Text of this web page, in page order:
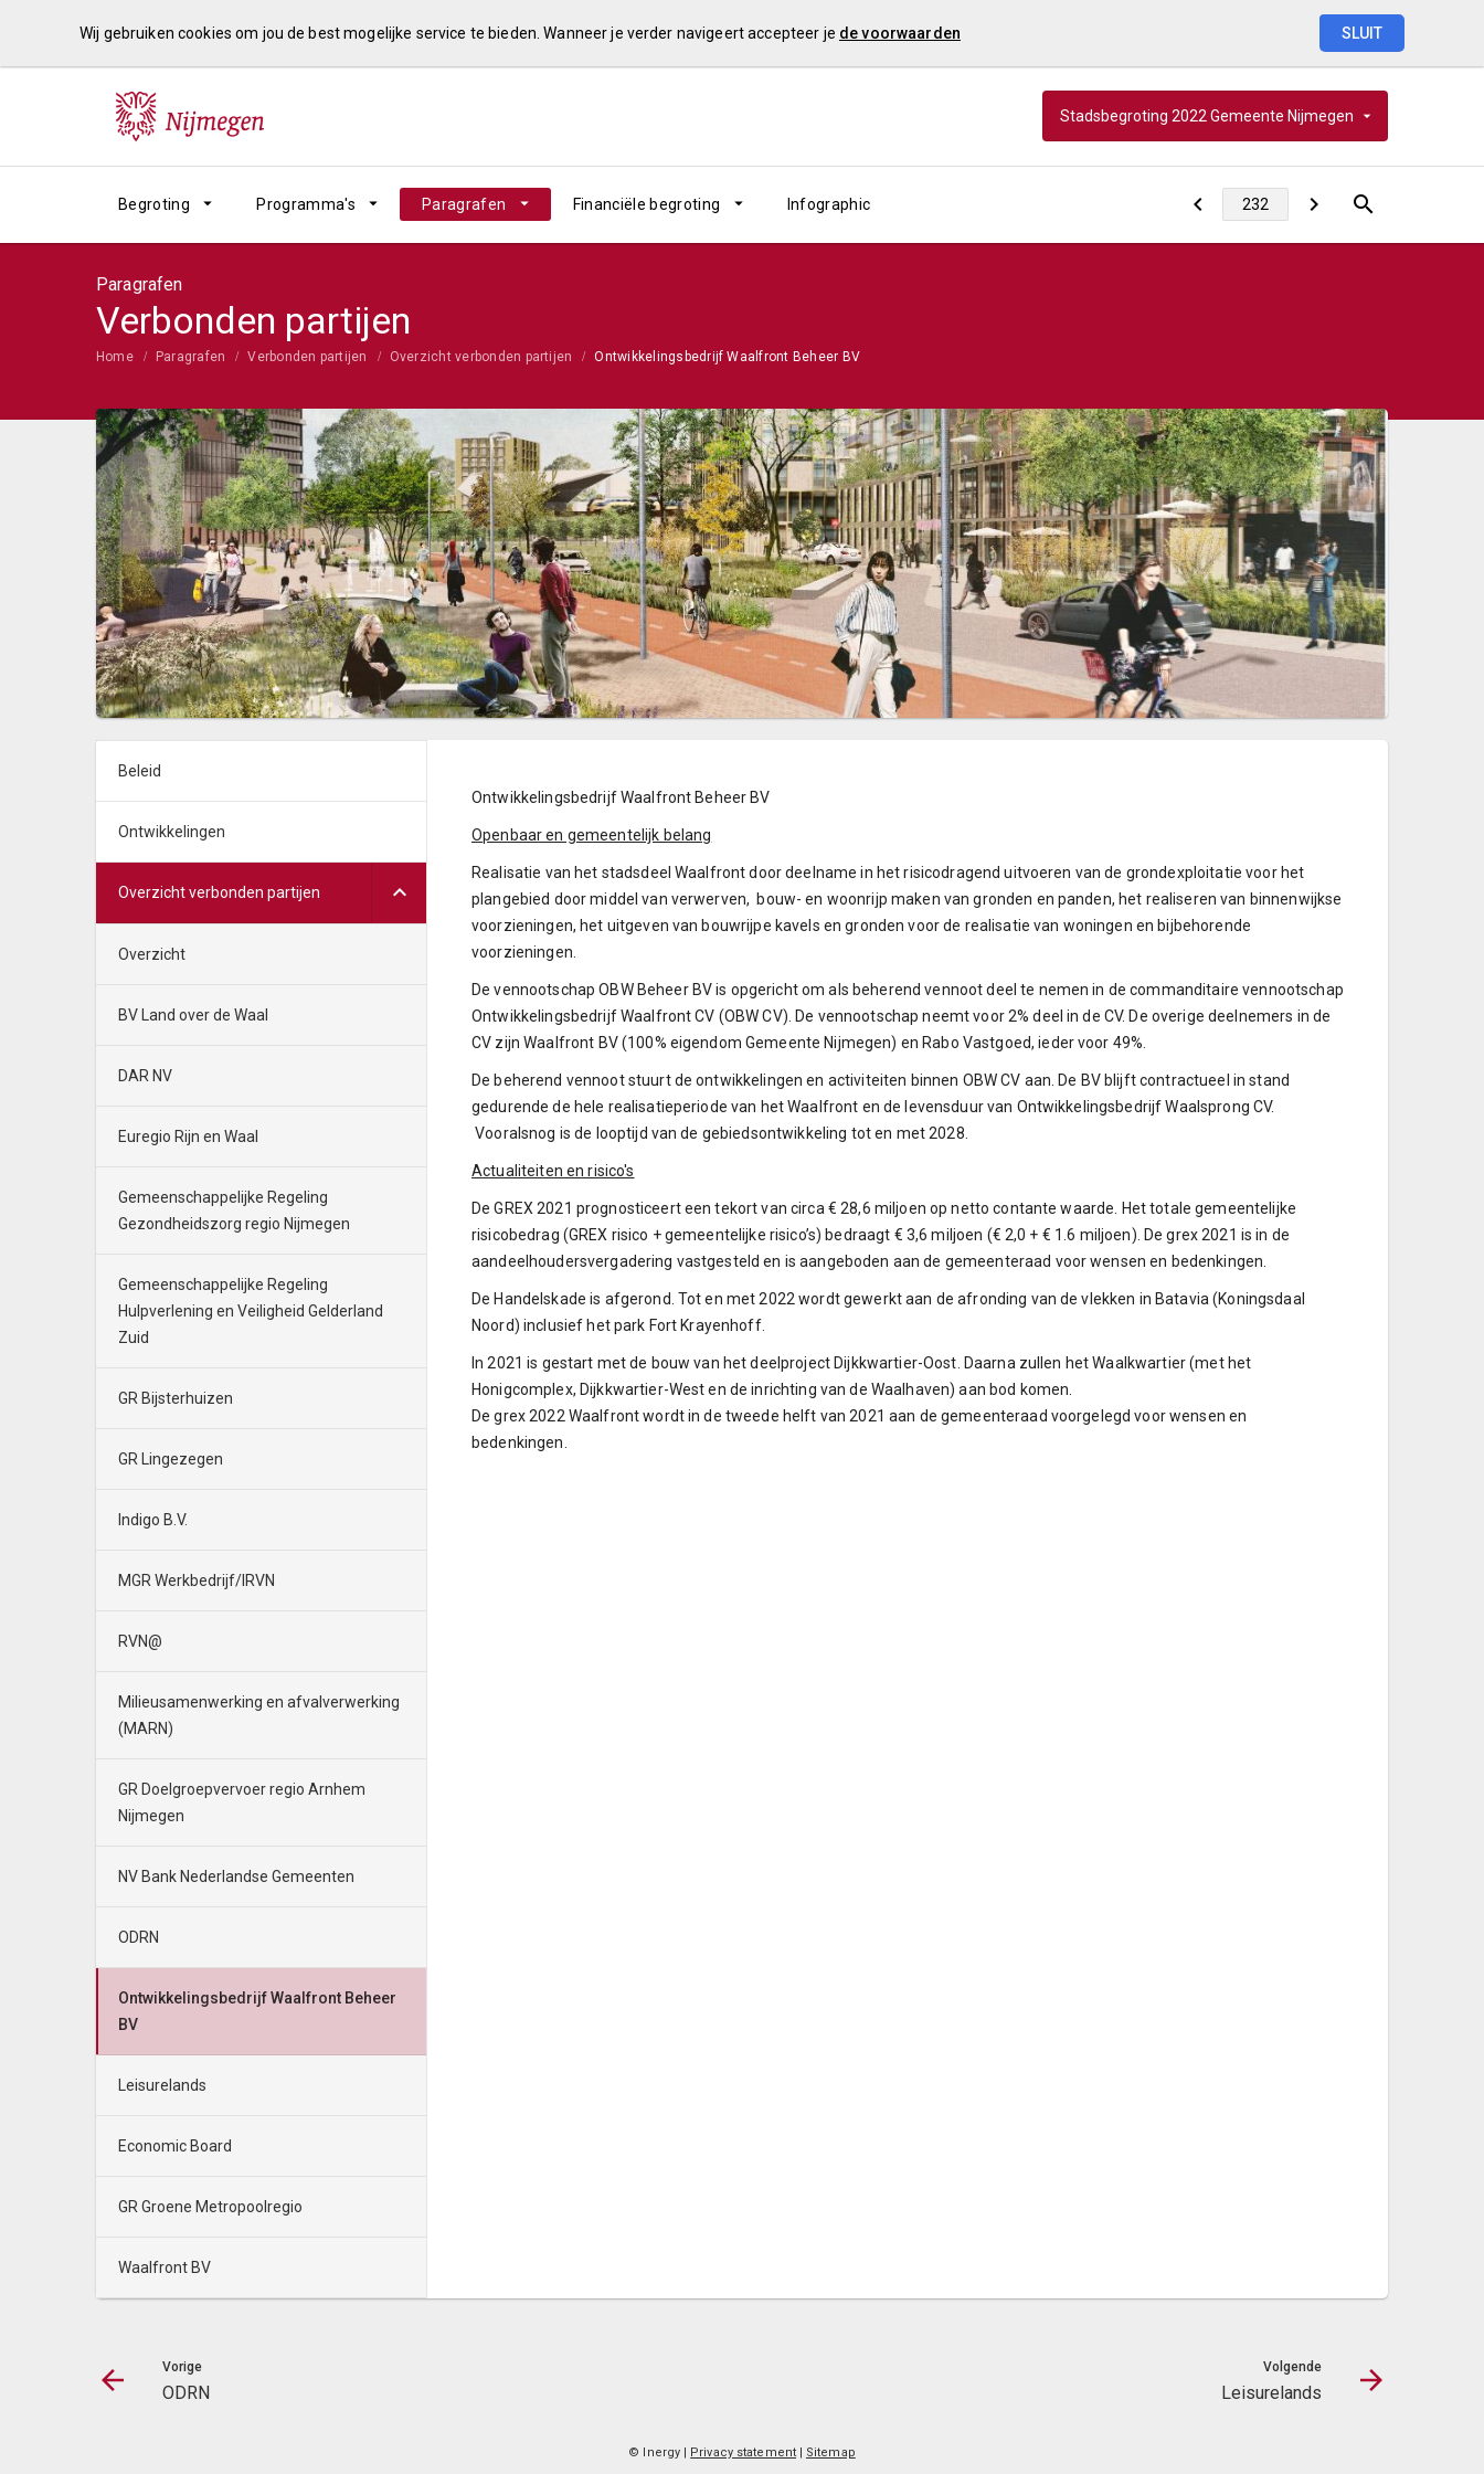
Wij gebruiken cookies om jou de best mogelijke service te bieden. Wanneer je verder navigeert accepteer je de voorwaarden SLUIT
Stadsbegroting 2022 Gemeente Nijmegen
Begroting Programma's Paragrafen Financiële begroting Infographic
Paragrafen
Verbonden partijen
Home Paragrafen Verbonden partijen Overzicht verbonden partijen Ontwikkelingsbedrijf Waalfront Beheer BV
Beleid
Ontwikkelingen
Overzicht verbonden partijen
Overzicht
BV Land over de Waal
DAR NV
Euregio Rijn en Waal
Gemeenschappelijke Regeling
Gezondheidszorg regio Nijmegen
Gemeenschappelijke Regeling
Hulpverlening en Veiligheid Gelderland
Zuid
GR Bijsterhuizen
GR Lingezegen
Indigo B.V.
MGR Werkbedrijf/IRVN
RVN@
Milieusamenwerking en afvalverwerking
(MARN)
GR Doelgroepvervoer regio Arnhem
Nijmegen
NV Bank Nederlandse Gemeenten
ODRN
Ontwikkelingsbedrijf Waalfront Beheer
BV
Leisurelands
Economic Board
GR Groene Metropoolregio
Waalfront BV
Ontwikkelingsbedrijf Waalfront Beheer BV
Openbaar en gemeentelijk belang
Realisatie van het stadsdeel Waalfront door deelname in het risicodragend uitvoeren van de grondexploitatie voor het
plangebied door middel van verwerven, bouw- en woonrijp maken van gronden en panden, het realiseren van binnenwijkse
voorzieningen, het uitgeven van bouwrijpe kavels en gronden voor de realisatie van woningen en bijbehorende
voorzieningen.
De vennootschap OBW Beheer BV is opgericht om als beherend vennoot deel te nemen in de commanditaire vennootschap
Ontwikkelingsbedrijf Waalfront CV (OBW CV). De vennootschap neemt voor 2% deel in de CV. De overige deelnemers in de
CV zijn Waalfront BV (100% eigendom Gemeente Nijmegen) en Rabo Vastgoed, ieder voor 49%.
De beherend vennoot stuurt de ontwikkelingen en activiteiten binnen OBW CV aan. De BV blijft contractueel in stand
gedurende de hele realisatieperiode van het Waalfront en de levensduur van Ontwikkelingsbedrijf Waalsprong CV.
Vooralsnog is de looptijd van de gebiedsontwikkeling tot en met 2028.
Actualiteiten en risico's
De GREX 2021 prognosticeert een tekort van circa € 28,6 miljoen op netto contante waarde. Het totale gemeentelijke
risicobedrag (GREX risico + gemeentelijke risico’s) bedraagt € 3,6 miljoen (€ 2,0 + € 1.6 miljoen). De grex 2021 is in de
aandeelhoudersvergadering vastgesteld en is aangeboden aan de gemeenteraad voor wensen en bedenkingen.
De Handelskade is afgerond. Tot en met 2022 wordt gewerkt aan de afronding van de vlekken in Batavia (Koningsdaal
Noord) inclusief het park Fort Krayenhoff.
In 2021 is gestart met de bouw van het deelproject Dijkkwartier-Oost. Daarna zullen het Waalkwartier (met het
Honigcomplex, Dijkkwartier-West en de inrichting van de Waalhaven) aan bod komen.
De grex 2022 Waalfront wordt in de tweede helft van 2021 aan de gemeenteraad voorgelegd voor wensen en
bedenkingen.
Vorige
ODRN
Volgende
Leisurelands
© Inergy | Privacy statement| Sitemap